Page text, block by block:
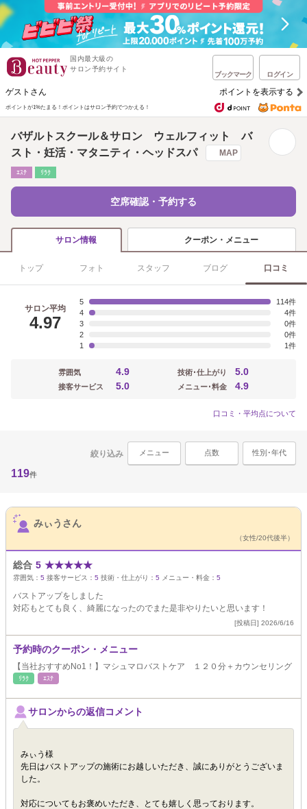
国内最大級の
サロン予約サイト
ブックマーク ログイン
ゲストさん ポイントを表示する
ポイントが1%たまる！ ポイントはサロン予約でつかえる！
バザルトスクール＆サロン ウェルフィット バ
スト・妊活・マタニティ・ヘッドスパ
MAP
ｴｽﾃ ﾘﾗｸ
空席確認・予約する
サロン情報 クーポン・メニュー
トップ フォト スタッフ ブログ 口コミ
サロン平均
4.97
5
114
4
4
3
0
2
0
1
1
雰囲気 4.9
接客サービス 5.0
技術･仕上がり 5.0
メニュー･料金 4.9
口コミ・平均点について
絞り込み メニュー 点数 性別･年代
119件
サロンPick Up
みぃうさん
（女性/20代後半）
総合 5 ★★★★★
雰囲気： 5 接客サービス： 5 技術・仕上がり： 5 メニュー・料金： 5
バストアップをしました
対応もとても良く、綺麗になったのでまた是非やりたいと思います！
[投稿日] 2026/6/16
予約時のクーポン・メニュー
【当社おすすめNo1！】マシュマロバストケア １２０分＋カウンセリング
ﾘﾗｸ ｴｽﾃ
サロンからの返信コメント
みぃう様
先日はバストアップの施術にお越しいただき、誠にありがとうございま
した。
対応についてもお褒めいただき、とても嬉しく思っております。